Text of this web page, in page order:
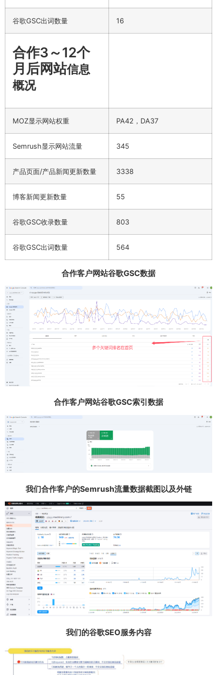
谷歌GSC出词数量 16
合作3～12个
月后网站信息
概况
MOZ显示网站权重 PA42，DA37
Semrush显示网站流量 345
产品页面/产品新闻更新数量 3338
博客新闻更新数量 55
谷歌GSC收录数量 803
谷歌GSC出词数量 564
合作客户网站谷歌GSC数据
合作客户网站谷歌GSC索引数据
我们合作客户的Semrush流量数据截图以及外链
我们的谷歌SEO服务内容